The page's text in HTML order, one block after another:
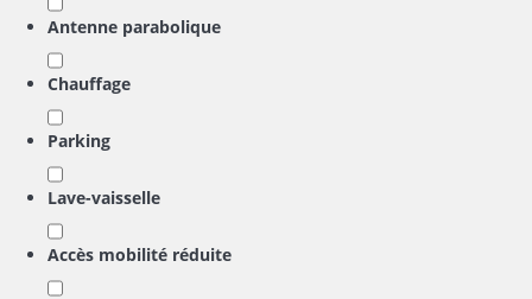
Antenne parabolique
Chauffage
Parking
Lave-vaisselle
Accès mobilité réduite